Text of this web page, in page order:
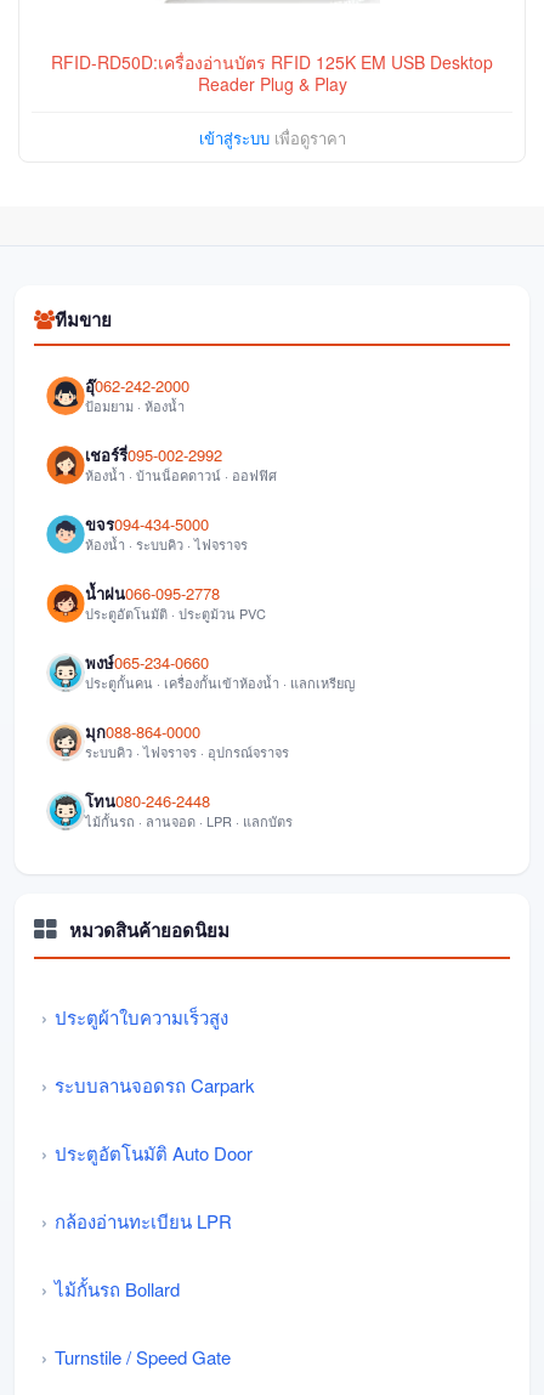
RFID-RD50D:เครื่องอ่านบัตร RFID 125K EM USB Desktop
Reader Plug & Play
เข้าสู่ระบบเพื่อดูราคา
ทีมขาย
อุ๊062-242-2000
ป้อมยาม · ห้องน้ำ
เชอร์รี่095-002-2992
ห้องน้ำ · บ้านน็อคดาวน์ · ออฟฟิศ
ขจร094-434-5000
ห้องน้ำ · ระบบคิว · ไฟจราจร
น้ำฝน066-095-2778
ประตูอัตโนมัติ · ประตูม้วน PVC
พงษ์065-234-0660
ประตูกั้นคน · เครื่องกั้นเข้าห้องน้ำ · แลกเหรียญ
มุก088-864-0000
ระบบคิว · ไฟจราจร · อุปกรณ์จราจร
โทน080-246-2448
ไม้กั้นรถ · ลานจอด · LPR · แลกบัตร
หมวดสินค้ายอดนิยม
ประตูผ้าใบความเร็วสูง
ระบบลานจอดรถ Carpark
ประตูอัตโนมัติ Auto Door
กล้องอ่านทะเบียน LPR
ไม้กั้นรถ Bollard
Turnstile / Speed Gate